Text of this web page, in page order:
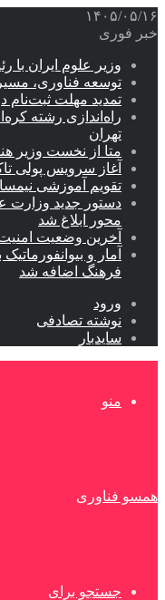
۱۴۰۵/۰۵/۱۶
خبر فوری
وزیر علوم ایران با
توسعه فناوری،
تمدید مهلت ثبت‌نام دومین
تهران
متا از نخست وزیر
آغاز سرویس پولی
تقویم آموزشی
دستور جدید وزارت
محور ابلاغ شد
آخرین وضعیت
آمار و
فرهنگ اضافه شد
ورود
نوشته تصادفی
سایدبار
منو
همسو فناوری
جستجو برای